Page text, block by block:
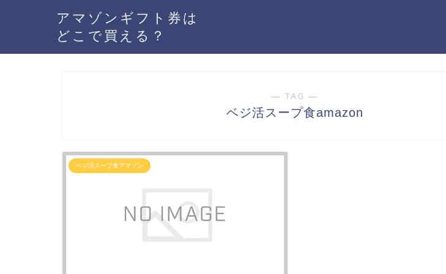
アマゾンギフト券は
どこで買える？
― TAG ―
ベジ活スープ食amazon
ベジ活スープ食アマゾン